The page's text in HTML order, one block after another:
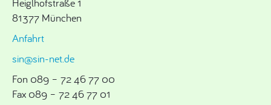
81377 München
Anfahrt
sin@sin-net.de
Fon 089 – 72 46 77 00
Fax 089 – 72 46 77 01